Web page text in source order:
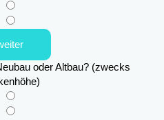
oder Altbau? (zwecks